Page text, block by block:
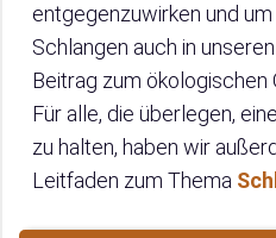
entgegenzuwirken und
Schlangen auch in
Beitrag zum
Für alle, die überlegen,
zu halten, haben wir
Leitfaden zum Thema